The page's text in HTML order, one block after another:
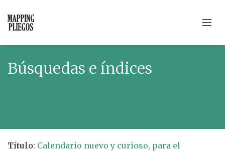
Búsquedas e índices
Título: Calendario nuevo y curioso, para el